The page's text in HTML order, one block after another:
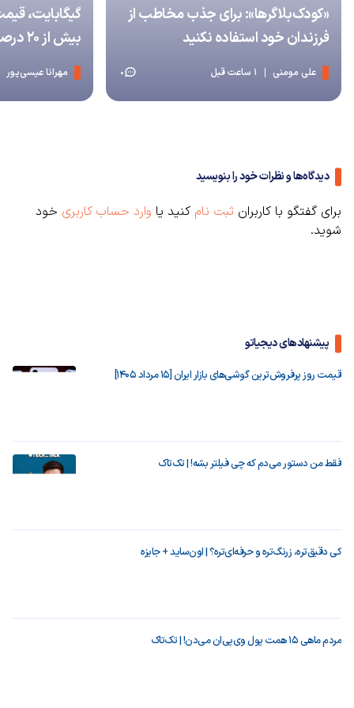
«کودک‌بلاگرها»: برای جذب مخاطب از
فرزندان خود استفاده نکنید
علی مومنی 1 ساعت قبل 0
گیگابایت،
بیش از ۲۰ درصد افزایش داد
مهرانا عیسی‌پور
دیدگاه‌ها و نظرات خود را بنویسید
برای گفتگو با کاربران ثبت نام کنید یا وارد حساب کاربری خود
شوید.
پیشنهادهای دیجیاتو
قیمت روز پرفروش‌ترین گوشی‌های بازار ایران [15 مرداد 1405]
فقط من دستور می‌دم که چی فیلتر بشه! | تک‌تاک
کی دقیق‌تره، زرنگ‌تره و حرفه‌ای‌تره؟ | اون‌ساید + جایزه
مردم ماهی ۱۵ همت پول وی‌پی‌ان می‌دن! | تک‌تاک